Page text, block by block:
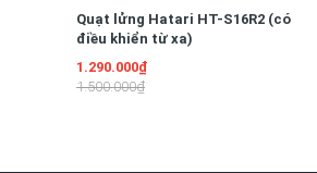
Quạt lửng Hatari HT-S16R2 (có
điều khiển từ xa)
1.290.000₫
1.500.000₫